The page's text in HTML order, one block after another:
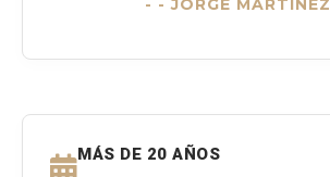
- JORGE
MÁS DE 20 AÑOS